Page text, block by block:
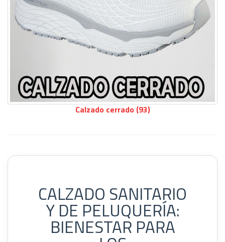
Calzado cerrado (93)
CALZADO SANITARIO
Y DE PELUQUERÍA:
BIENESTAR PARA